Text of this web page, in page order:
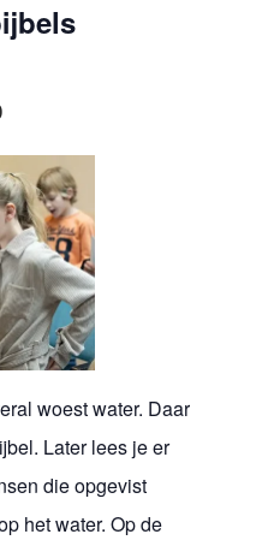
woest water. Daar
Later lees je er
die opgevist
het water. Op de